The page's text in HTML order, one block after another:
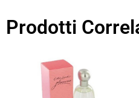
Prodotti